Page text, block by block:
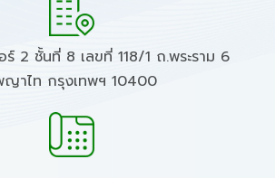
ร์ 2 ชั้นที่ 8 เลขที่ 118/1 ถ.พระราม 6
าไท กรุงเทพฯ 10400